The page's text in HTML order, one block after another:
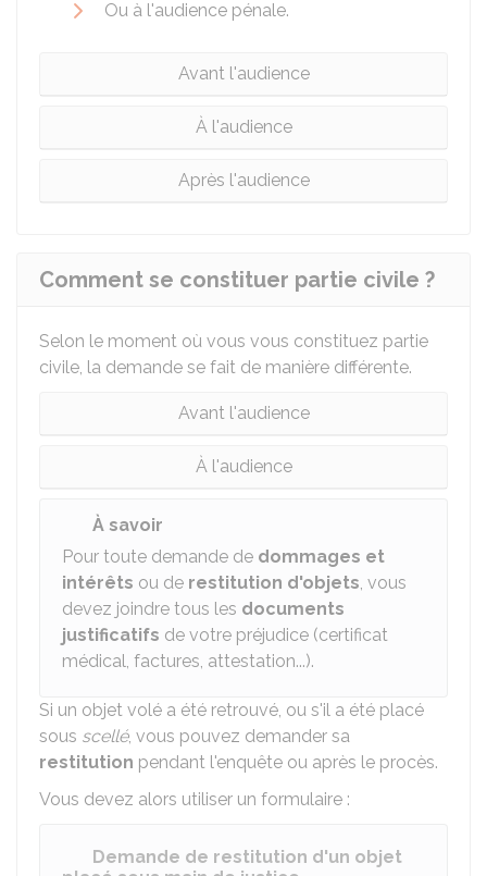
Ou à l'audience pénale.
Avant l'audience
À l'audience
Après l'audience
Comment se constituer partie civile ?
Selon le moment où vous vous constituez partie
civile, la demande se fait de manière différente.
Avant l'audience
À l'audience
À savoir
Pour toute demande de dommages et
intérêts ou de restitution d'objets, vous
devez joindre tous les documents
justificatifs de votre préjudice (certificat
médical, factures, attestation...).
Si un objet volé a été retrouvé, ou s'il a été placé
sous scellé, vous pouvez demander sa
restitution pendant l'enquête ou après le procès.
Vous devez alors utiliser un formulaire :
Demande de restitution d'un objet